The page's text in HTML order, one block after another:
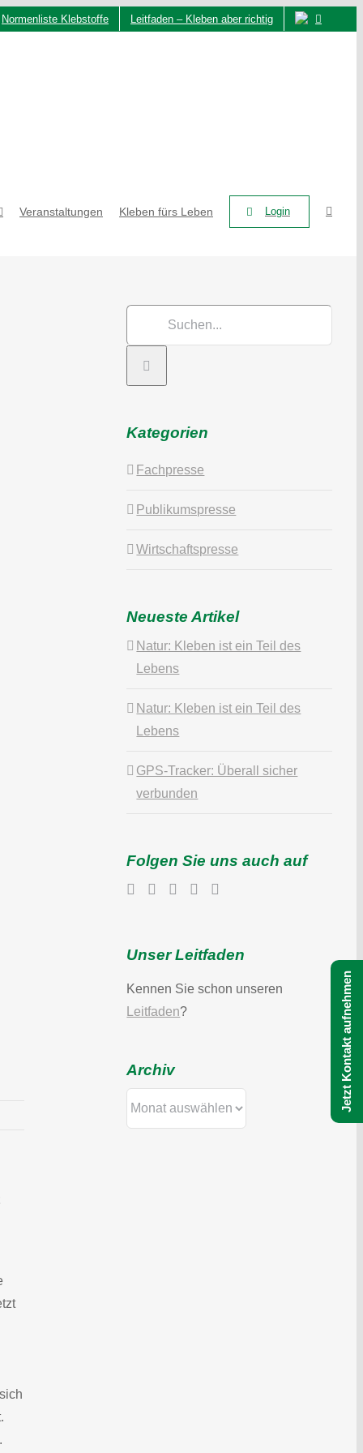
Normenliste Klebstoffe Leitfaden – Kleben aber richtig
Veranstaltungen Kleben fürs Leben Login
Kategorien
Fachpresse
Publikumspresse
Wirtschaftspresse
Neueste Artikel
Natur: Kleben ist ein Teil des
Lebens
Natur: Kleben ist ein Teil des
Lebens
GPS-Tracker: Überall sicher
verbunden
Folgen Sie uns auch auf
Unser Leitfaden
Kennen Sie schon unseren
Leitfaden?
Archiv Jetzt Kontakt aufnehmen